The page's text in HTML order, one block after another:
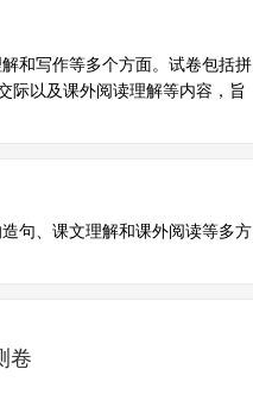
和写作等多个方面。试卷包括拼
际以及课外阅读理解等内容，旨
句、课文理解和课外阅读等多方
卷